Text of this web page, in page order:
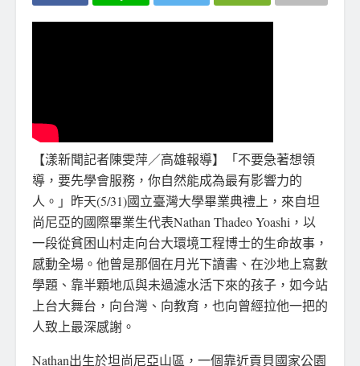
【漾新聞記者陳雯萍／高雄報導】「不要急著想領
導，要先學會服務，你自然能成為最有影響力的
人。」昨天(5/31)國立臺灣大學畢業典禮上，來自坦
尚尼亞的國際畢業生代表Nathan Thadeo Yoashi，以
一段從貧困山村走向台大環境工程博士的生命故事，
感動全場。他曾是那個在月光下讀書、在沙地上寫數
學題、靠半顆地瓜與未過濾水活下來的孩子，如今站
上台大舞台，向台灣、向教育，也向曾經拉他一把的
人致上最深感謝。
Nathan出生於坦尚尼亞山區，一個靠近貢貝國家公園